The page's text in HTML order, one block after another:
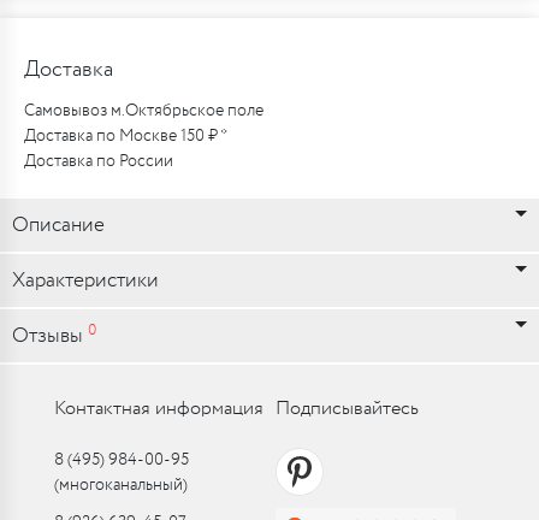
Доставка
Самовывоз м.Октябрьское поле
Доставка по Москве 150 ₽ *
Доставка по России
Описание
Характеристики
Отзывы 0
Контактная информация
8 (495) 984-00-95
(многоканальный)
Подписывайтесь